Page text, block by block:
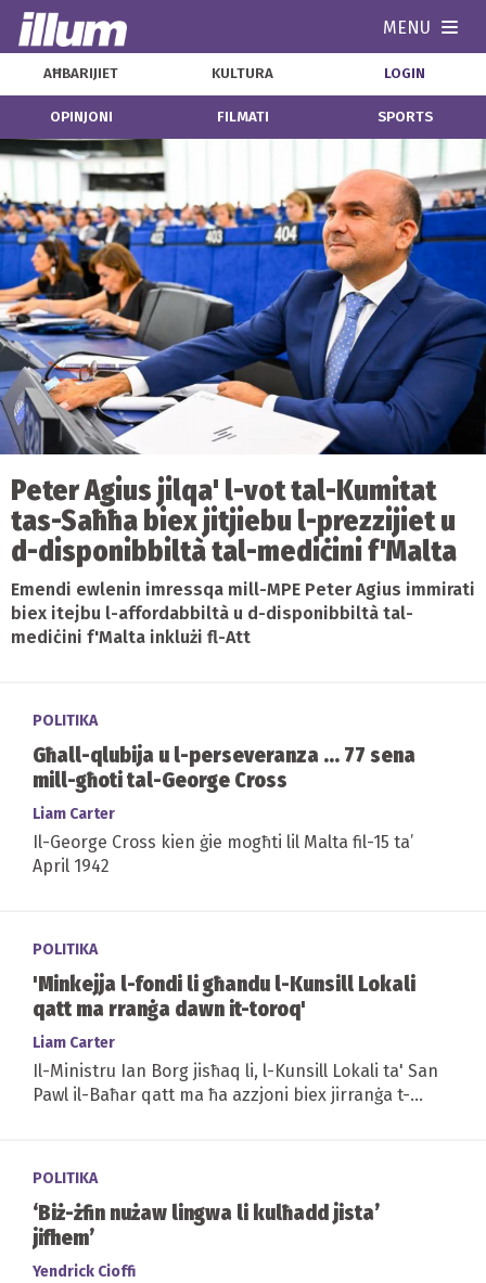
MENU
AĦBARIJIET KULTURA LOGIN
OPINJONI FILMATI SPORTS
Peter Agius jilqa' l-vot tal-Kumitat
tas-Saħħa biex jitjiebu l-prezzijiet u
d-disponibbiltà tal-mediċini f'Malta
Emendi ewlenin imressqa mill-MPE Peter Agius immirati
biex itejbu l-affordabbiltà u d-disponibbiltà tal-
mediċini f'Malta inklużi fl-Att
POLITIKA
Għall-qlubija u l-perseveranza ... 77 sena
mill-għoti tal-George Cross
Liam Carter
Il-George Cross kien ġie mogħti lil Malta fil-15 ta’
April 1942
POLITIKA
'Minkejja l-fondi li għandu l-Kunsill Lokali
qatt ma rranġa dawn it-toroq'
Liam Carter
Il-Ministru Ian Borg jisħaq li, l-Kunsill Lokali ta' San
Pawl il-Baħar qatt ma ħa azzjoni biex jirranġa t-
POLITIKA
‘Biż-żfin nużaw lingwa li kulħadd jista’
jifhem’
Yendrick Cioffi